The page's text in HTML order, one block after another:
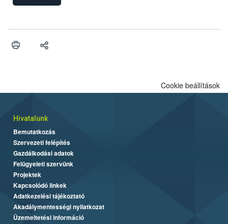
alkalommal szabtak ki, utóbbit összesen 5,6 millió Ft értékben. A
Cookie beállítások
Hivatalunk
Bemutatkozás
Szervezeti felépítés
Gazdálkodási adatok
Felügyeleti szervünk
Projektek
Kapcsolódó linkek
Adatkezelési tájékoztató
Akadálymentességi nyilatkozat
Üzemeltetési információ